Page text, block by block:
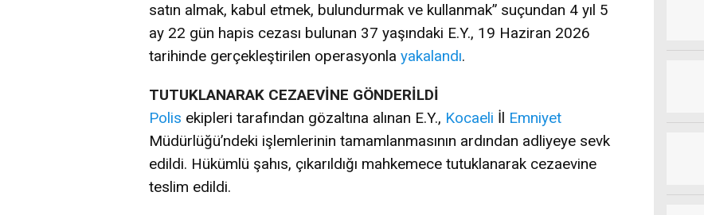
satın almak, kabul etmek, bulundurmak ve kullanmak” suçundan 4 yıl 5
ay 22 gün hapis cezası bulunan 37 yaşındaki E.Y., 19 Haziran 2026
tarihinde gerçekleştirilen operasyonla yakalandı.
TUTUKLANARAK CEZAEVİNE GÖNDERİLDİ
Polis ekipleri tarafından gözaltına alınan E.Y., Kocaeli İl Emniyet
Müdürlüğü’ndeki işlemlerinin tamamlanmasının ardından adliyeye sevk
edildi. Hükümlü şahıs, çıkarıldığı mahkemece tutuklanarak cezaevine
teslim edildi.